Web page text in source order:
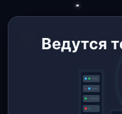
Ведутся